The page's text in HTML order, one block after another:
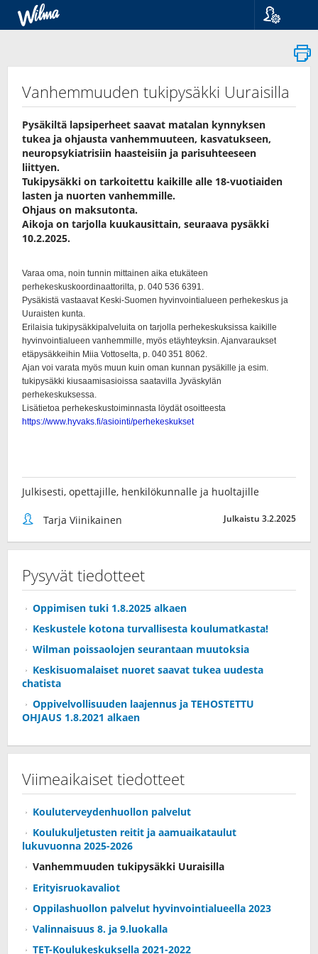
Suomi
Svenska
Vanhemmuuden tukipysäkki Uuraisilla
Pysäkiltä lapsiperheet saavat matalan kynnyksen
tukea ja ohjausta vanhemmuuteen, kasvatukseen,
neuropsykiatrisiin haasteisiin ja parisuhteeseen
liittyen.
Tukipysäkki on tarkoitettu kaikille alle 18-vuotiaiden
lasten ja nuorten vanhemmille.
Ohjaus on maksutonta.
Aikoja on tarjolla kuukausittain, seuraava pysäkki
10.2.2025.
Julkisesti, opettajille, henkilökunnalle ja huoltajille
Tarja Viinikainen Julkaistu 3.2.2025
Pysyvät tiedotteet
Oppimisen tuki 1.8.2025 alkaen
Keskustele kotona turvallisesta koulumatkasta!
Wilman poissaolojen seurantaan muutoksia
Keskisuomalaiset nuoret saavat tukea uudesta
chatista
Oppivelvollisuuden laajennus ja TEHOSTETTU
OHJAUS 1.8.2021 alkaen
Viimeaikaiset tiedotteet
Kouluterveydenhuollon palvelut
Koulukuljetusten reitit ja aamuaikataulut
lukuvuonna 2025-2026
Vanhemmuuden tukipysäkki Uuraisilla
Erityisruokavaliot
Oppilashuollon palvelut hyvinvointialueella 2023
Valinnaisuus 8. ja 9.luokalla
TET-Koulukeskuksella 2021-2022